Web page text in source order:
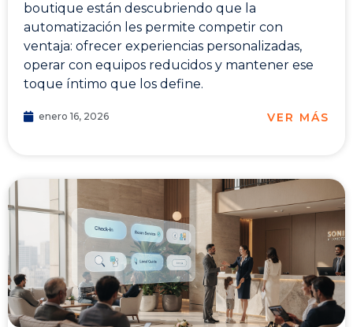
boutique están descubriendo que la
automatización les permite competir con
ventaja: ofrecer experiencias personalizadas,
operar con equipos reducidos y mantener ese
toque íntimo que los define.
enero 16, 2026 VER MÁS